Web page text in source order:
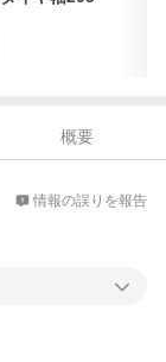
概要
情報の誤りを報告